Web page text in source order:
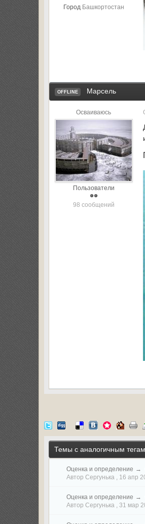
Город Башкортостан
OFFLINE Марсель
Осваиваюсь
Пользователи
98 сообщений
Темы с аналогичным
Оценка и определение →
Автор Сергунька , 16 апр
Оценка и определение →
Автор Сергунька ,31 мар